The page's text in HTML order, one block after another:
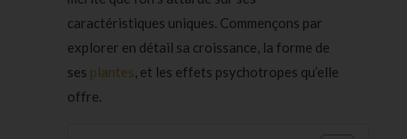
caractéristiques uniques. Commençons par
explorer en détail sa croissance, la forme de
ses plantes, et les effets psychotropes qu’elle
offre.